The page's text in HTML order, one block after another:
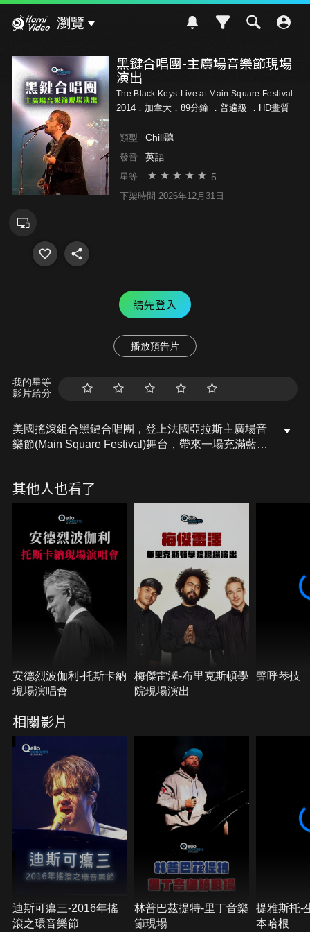
瀏覽
黑鍵合唱團-主廣場音樂節現場
演出
The Black Keys-Live at Main Square Festival
2014．加拿大．89分鐘 ． 普遍級 ．HD畫質
類型 Chill聽
發音 英語
星等 5
下架時間 2026年12月31日
請先登入
播放預告片
我的星等
影片給分
美國搖滾組合黑鍵合唱團，登上法國亞拉斯主廣場音
樂節(Main Square Festival)舞台，帶來一場充滿藍調
發出強烈而純粹的現場能量。
其他人也看了
安德烈波伽利-托斯卡納
現場演唱會
梅傑雷澤-布里克斯頓學
院現場演出
聲呼琴技
相關影片
迪斯可癟三-2016年搖
滾之環音樂節
林普巴茲提特-里丁音樂
節現場
提雅斯托-
本哈根